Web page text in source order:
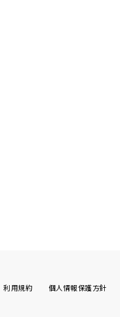
利用規約 個人情報保護方針